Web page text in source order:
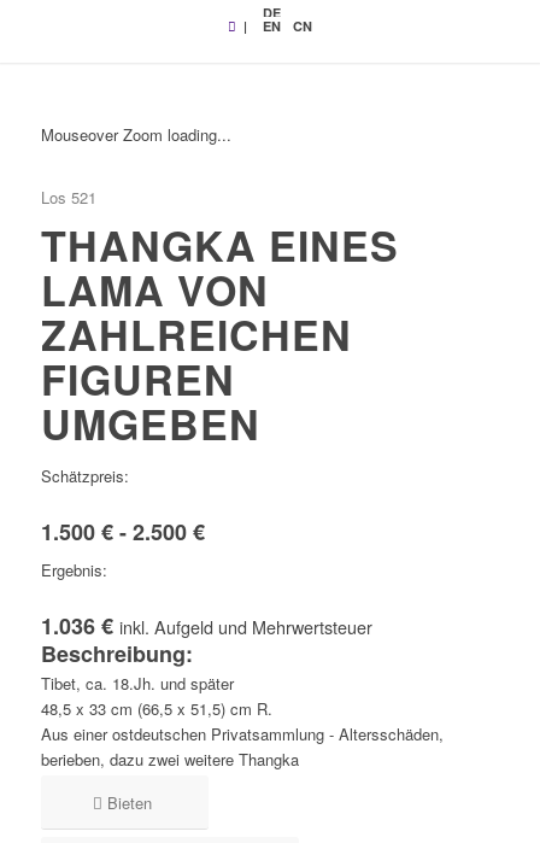
|
DE
EN CN
Mouseover Zoom loading...
Los 521
THANGKA EINES
LAMA VON
ZAHLREICHEN
FIGUREN
UMGEBEN
Schätzpreis:
1.500 € - 2.500 €
Ergebnis:
1.036 € inkl. Aufgeld und Mehrwertsteuer
Beschreibung:
Tibet, ca. 18.Jh. und später
48,5 x 33 cm (66,5 x 51,5) cm R.
Aus einer ostdeutschen Privatsammlung - Altersschäden,
berieben, dazu zwei weitere Thangka
Bieten